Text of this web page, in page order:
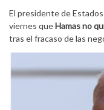
El presidente de
viernes queHamas no
tras el fracaso de las